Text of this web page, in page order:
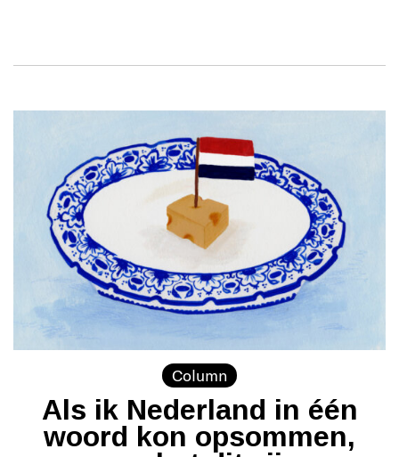
Column
Als ik Nederland in één
woord kon opsommen,